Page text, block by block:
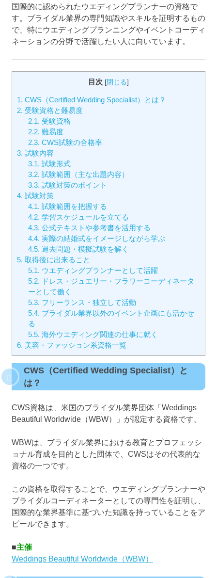
国際的に認められたウエディングプランナーの資格で
す。ブライダル業界の専門知識やスキルを証明するもの
で、特にウエディングプランニングやイベントコーディ
ネーションの分野で活躍したい人に向いています。
目次 [閉じる]
1. CWS（Certified Wedding Specialist）とは？
2. 受験資格と難易度
2.1. 受験資格
2.2. 難易度
2.3. CWS試験の合格率
3. 試験内容
3.1. 試験形式
3.2. 試験範囲（主な出題内容）
3.3. 試験対策のポイント
4. 試験対策
4.1. 試験範囲を把握する
4.2. 学習スケジュールを立てる
4.3. 公式テキストや参考書を活用する
4.4. 実際の結婚式をイメージしながら学ぶ
4.5. 過去問題・模擬試験を解く
5. 取得後に出来ること
5.1. ウエディングプランナーとして活躍
5.2. ドレス・ジュエリー・フラワーコーディネータ
ーとして働く
5.3. フリーランス・独立して活動
5.4. ブライダル業界以外のイベント企画にも活かせ
る
5.5. 海外ウエディング関連の仕事に就く
6. 美容・ファッション系資格一覧
CWS（Certified Wedding Specialist）と
は？
CWS資格は、米国のブライダル業界団体「Weddings
Beautiful Worldwide（WBW）」が認定する資格です。
WBWは、ブライダル業界における教育とプロフェッシ
ョナル育成を目的とした団体で、CWSはその代表的な
資格の一つです。
この資格を取得することで、ウエディングプランナーや
ブライダルコーディネーターとしての専門性を証明し、
国際的な業界基準に基づいた知識を持っていることをア
ピールできます。
■主催
Weddings Beautiful Worldwide（WBW）